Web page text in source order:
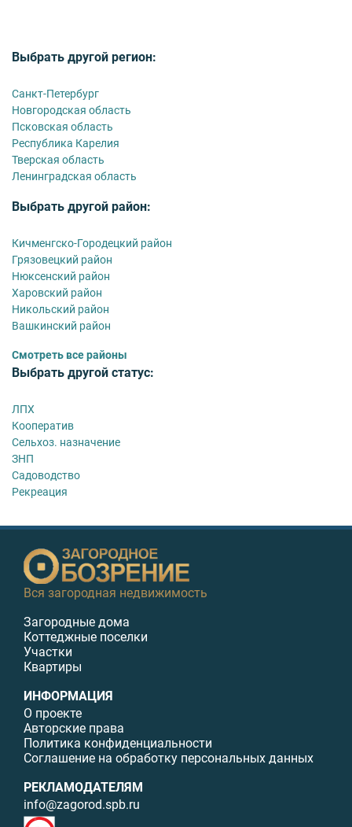
Выбрать другой регион:
Санкт-Петербург
Новгородская область
Псковская область
Республика Карелия
Тверская область
Ленинградская область
Выбрать другой район:
Кичменгско-Городецкий район
Грязовецкий район
Нюксенский район
Харовский район
Никольский район
Вашкинский район
Смотреть все районы
Выбрать другой статус:
ЛПХ
Кооператив
Сельхоз. назначение
ЗНП
Садоводство
Рекреация
Вся загородная недвижимость
Загородные дома
Коттеджные поселки
Участки
Квартиры
ИНФОРМАЦИЯ
О проекте
Авторские права
Политика конфиденциальности
Соглашение на обработку персональных данных
РЕКЛАМОДАТЕЛЯМ
info@zagorod.spb.ru